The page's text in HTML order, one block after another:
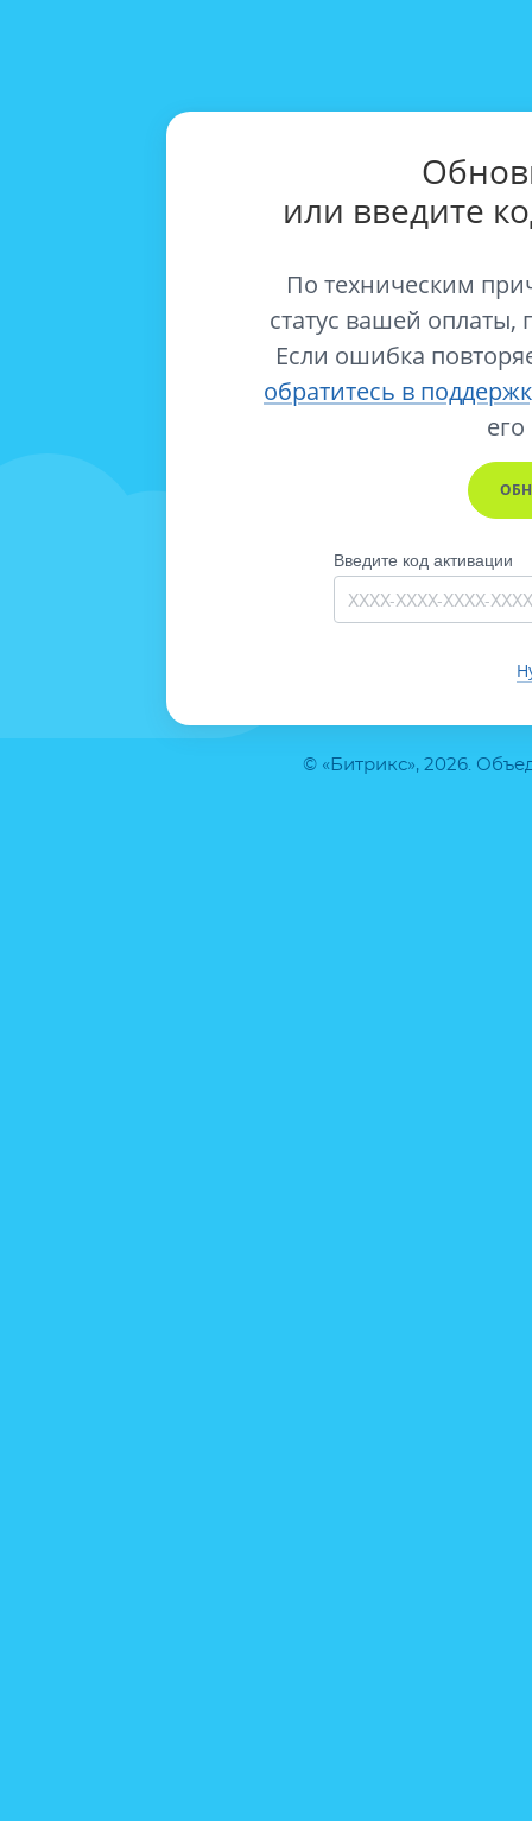
© «Битрикс», 2026.
или введите
По техническим
статус вашей оплаты,
Если ошибка
обратитесь в
его
Введите код активации